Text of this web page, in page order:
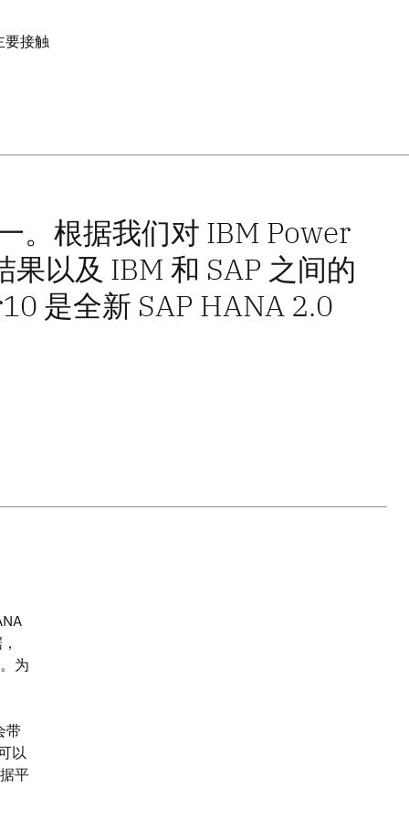
要接触
。根据我们对 IBM Power
以及 IBM 和 SAP 之间的
是全新 SAP HANA 2.0
为
带
以
平